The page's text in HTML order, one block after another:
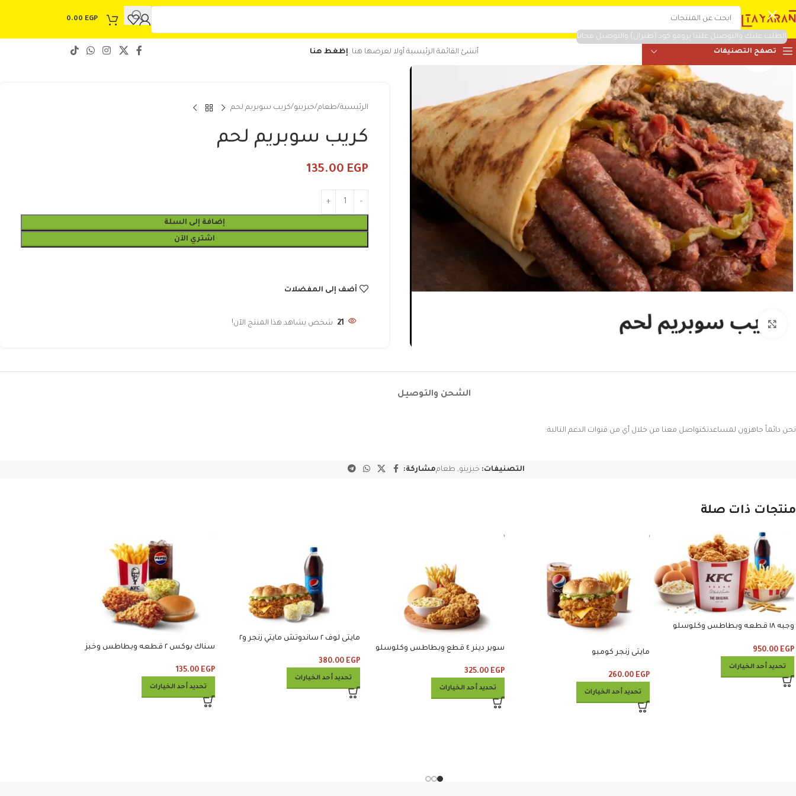
الطلب عليك والتوصيل علينا برومو كود (طيران) والتوصيل مجانا
0.00 EGP
تصفح التصنيفات أنشئ القائمة الرئيسية أولا لعرضها هنا .إظغط هنا
Click to enlarge
الرئيسية طعام خبزينو كريب سوبريم لحم
كريب سوبريم لحم
135.00 EGP
إضافة إلى السلة
اشتري الآن
أضف إلى المفضلات
21 شخص يشاهد هذا المنتج الآن!
الشحن والتوصيل
نحن دائماً جاهزون لمساعدتكتواصل معنا من خلال أي من قنوات الدعم التالية:
التصنيفات: خبزينو, طعاممشاركة:
منتجات ذات صلة
وجبه ١٨ قطعه وبطاطس وكلوسلو
950.00 EGP
تحديد أحد الخيارات
مايتى زنجر كومبو
260.00 EGP
تحديد أحد الخيارات
سوبر دينر ٤ قطع وبطاطس وكلوسلو
325.00 EGP
تحديد أحد الخيارات
مايتى لوف ٢ ساندوتش مايتي زنجر و٢
380.00 EGP
تحديد أحد الخيارات
سناك بوكس ٢ قطعه وبطاطس وخبز
135.00 EGP
تحديد أحد الخيارات